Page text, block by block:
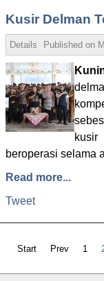
Kusir Delman
Details Published on
beroperasi selama
Read more...
Tweet
Start
Prev 1